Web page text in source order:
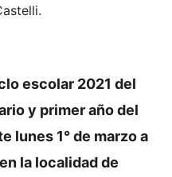
escolar 2021 del
y primer año del
lunes 1° de marzo a
la localidad de